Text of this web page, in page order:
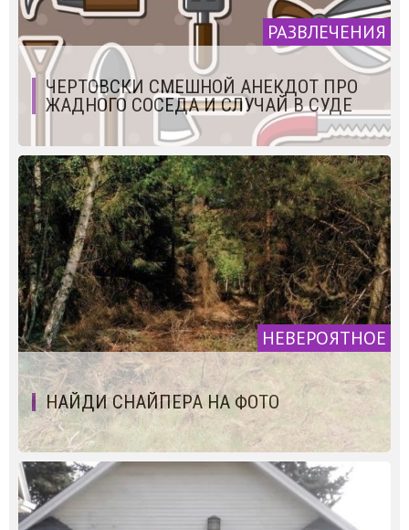
РАЗВЛЕЧЕНИЯ
ЧЕРТОВСКИ СМЕШНОЙ АНЕКДОТ ПРО
ЖАДНОГО СОСЕДА И СЛУЧАЙ В СУДЕ
НЕВЕРОЯТНОЕ
НАЙДИ СНАЙПЕРА НА ФОТО